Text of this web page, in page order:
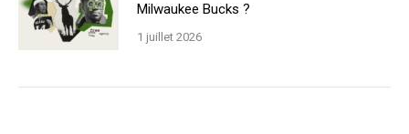
Milwaukee Bucks ?
1 juillet 2026